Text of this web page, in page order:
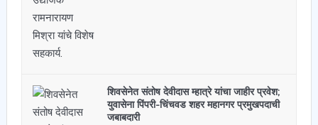
शिवसेनेत संतोष देवीदास म्हात्रे यांचा जाहीर प्रवेश;
युवासेना पिंपरी-चिंचवड शहर महानगर प्रमुखपदाची
जबाबदारी